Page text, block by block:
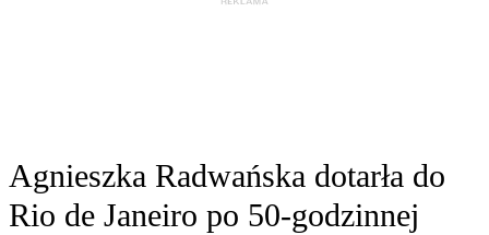
Agnieszka Radwańska dotarła do
Rio de Janeiro po 50-godzinnej